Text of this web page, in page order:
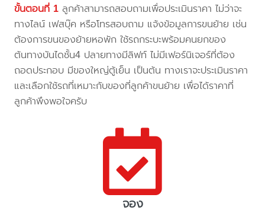
ขั้นตอนที่ 1 ลูกค้าสามารถสอบถามเพื่อประเมินราคา ไม่ว่าจะ
ทางไลน์ เฟสบุ๊ค หรือโทรสอบถาม แจ้งข้อมูลการขนย้าย เช่น
ต้องการขนของย้ายหอพัก ใช้รถกระบะพร้อมคนยกของ
ต้นทางบันไดชั้น4 ปลายทางมีลิฟท์ ไม่มีเฟอร์นิเจอร์ที่ต้อง
ถอดประกอบ มีของใหญ่ตู้เย็น เป็นต้น ทางเราจะประเมินราคา
และเลือกใช้รถที่เหมาะกับของที่ลูกค้าขนย้าย เพื่อได้ราคาที่
ลูกค้าพึงพอใจครับ
จอง